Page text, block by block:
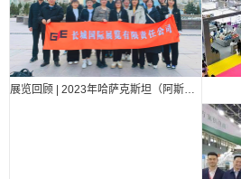
展览回顾 | 2023年哈萨克斯坦（阿斯塔纳）国际汽车零部件、汽车技术及服务展览会（Automechanika Astana）